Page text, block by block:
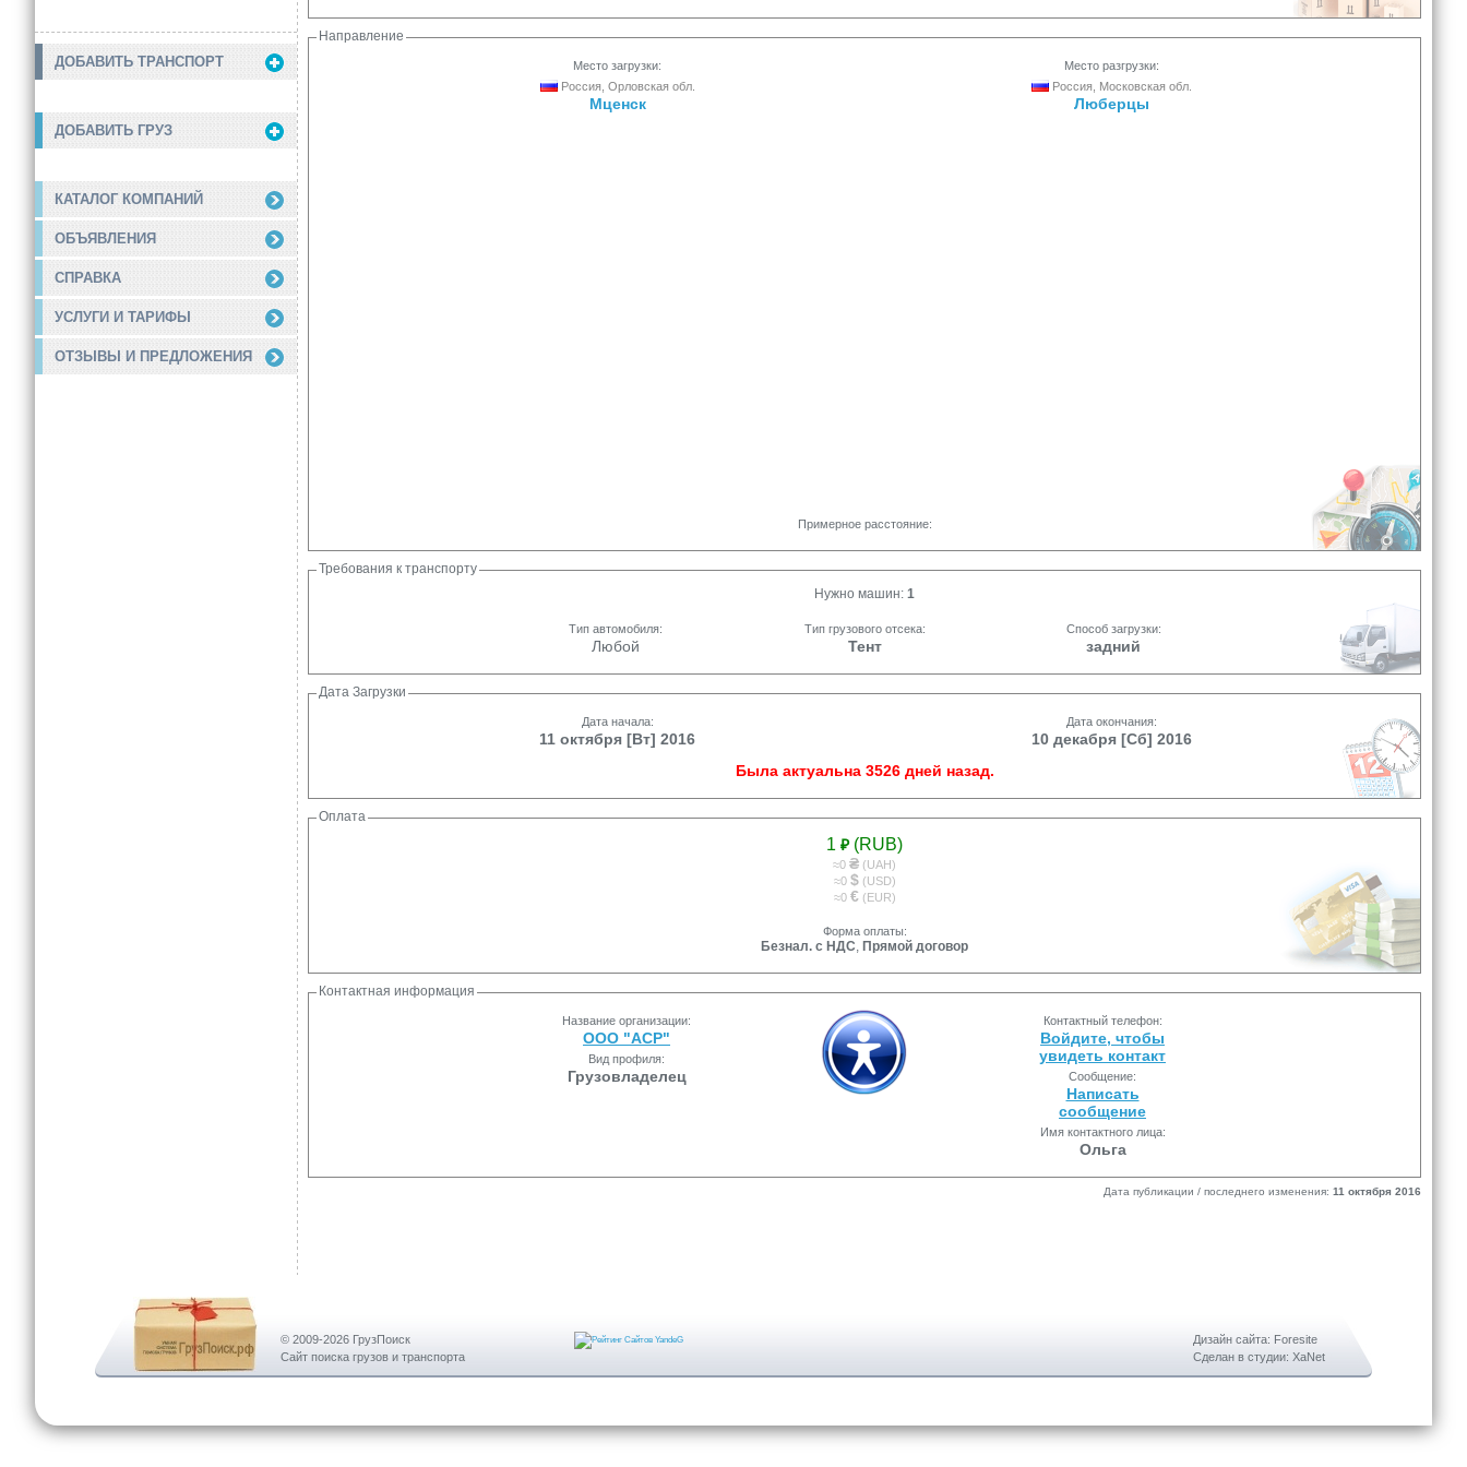
ДОБАВИТЬ ТРАНСПОРТ
ДОБАВИТЬ ГРУЗ
КАТАЛОГ КОМПАНИЙ
ОБЪЯВЛЕНИЯ
СПРАВКА
УСЛУГИ И ТАРИФЫ
ОТЗЫВЫ И ПРЕДЛОЖЕНИЯ
Направление
Место загрузки:
Россия, Орловская обл.
Мценск
Место разгрузки:
Россия, Московская обл.
Люберцы
Примерное расстояние:
Требования к транспорту
Нужно машин: 1
Тип автомобиля:
Любой
Тип грузового отсека:
Тент
Способ загрузки:
задний
Дата Загрузки
Дата начала:
11 октября [Вт] 2016
Дата окончания:
10 декабря [Сб] 2016
Была актуальна 3526 дней назад.
Оплата
1 ₽(RUB)
≈0 ₴ (UAH)
≈0 $(USD)
≈0 €(EUR)
Форма оплаты:
Безнал. с НДС, Прямой договор
Контактная информация
Название организации:
ООО "АСР"
Вид профиля:
Грузовладелец
Контактный телефон:
Войдите, чтобы
увидеть контакт
Сообщение:
Написать
сообщение
Имя контактного лица:
Ольга
Дата публикации / последнего изменения: 11 октября 2016
© 2009-2026 ГрузПоиск
Сайт поиска грузов и транспорта
Дизайн сайта: Foresite
Сделан в студии: XaNet